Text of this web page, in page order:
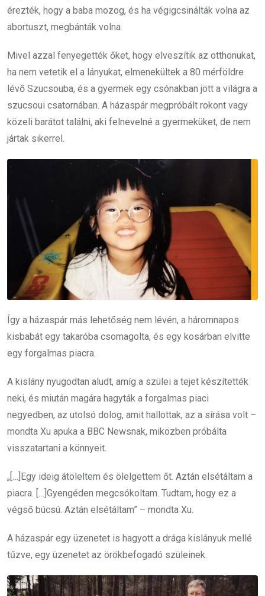
érezték, hogy a baba mozog, és ha végigcsinálták volna az
abortuszt, megbánták volna.
Mivel azzal fenyegették őket, hogy elveszítik az otthonukat,
ha nem vetetik el a lányukat, elmenekültek a 80 mérföldre
lévő Szucsouba, és a gyermek egy csónakban jött a világra a
szucsoui csatornában. A házaspár megpróbált rokont vagy
közeli barátot találni, aki felnevelné a gyermeküket, de nem
jártak sikerrel.
Így a házaspár más lehetőség nem lévén, a háromnapos
kisbabát egy takaróba csomagolta, és egy kosárban elvitte
egy forgalmas piacra.
A kislány nyugodtan aludt, amíg a szülei a tejet készítették
neki, és miután magára hagyták a forgalmas piaci
negyedben, az utolsó dolog, amit hallottak, az a sírása volt –
mondta Xu apuka a BBC Newsnak, miközben próbálta
visszatartani a könnyeit.
„[…]Egy ideig átöleltem és ölelgettem őt. Aztán elsétáltam a
piacra. […]Gyengéden megcsókoltam. Tudtam, hogy ez a
végső búcsú. Aztán elsétáltam” – mondta Xu.
A házaspár egy üzenetet is hagyott a drága kislányuk mellé
tűzve, egy üzenetet az örökbefogadó szüleinek.